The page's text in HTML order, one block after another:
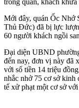
Mới đây, quán Ốc Nhớ
Thủ Đức) đã bị lực
60 người khách ngồi
Đại diện UBND
đến nay, đơn vị này đã
với số tiền 14 triệu
nhắc nhở 75 cơ sở kinh
tế xử phạt một cơ sở